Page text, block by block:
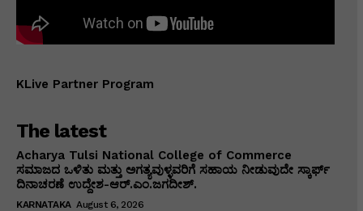
KLive Partner Program
The latest
Acharya Tulsi National College of Commerce
ಸಮಾಜದ ಒಳಿತು ಮತ್ತು ಅಗತ್ಯವುಳ್ಳವರಿಗೆ ಸಹಾಯ ನೀಡುವುದೇ ಸ್ಕಾರ್ಫ್
ದಿನಾಚರಣೆ ಉದ್ದೇಶ-ಆರ್.ಎಂ.ಜಗದೀಶ್.
KARNATAKA August 6, 2026